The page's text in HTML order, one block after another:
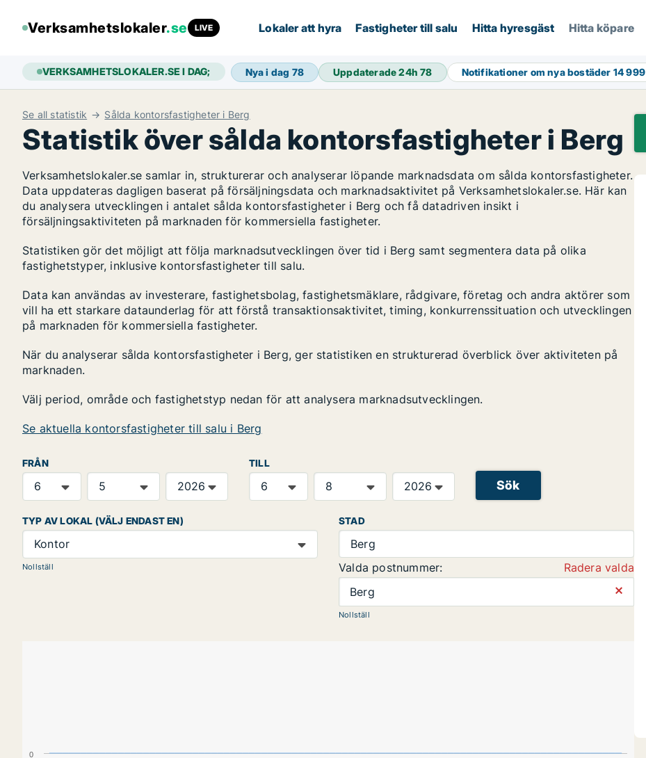
Verksamhetslokaler.se LIVE Lokaler att hyra Fastigheter till salu Hitta hyresgäst Hitta köpare
VERKSAMHETSLOKALER.SE I DAG; Nya i dag 78 Uppdaterade 24h78 Notifikationer om nya bostäder 14 999
Se all statistik Sålda kontorsfastigheter i Berg
Statistik över sålda kontorsfastigheter i Berg
Verksamhetslokaler.se samlar in, strukturerar och analyserar löpande marknadsdata om sålda kontorsfastigheter.
Data uppdateras dagligen baserat på försäljningsdata och marknadsaktivitet på Verksamhetslokaler.se. Här kan
du analysera utvecklingen i antalet sålda kontorsfastigheter i Berg och få datadriven insikt i
försäljningsaktiviteten på marknaden för kommersiella fastigheter.
Statistiken gör det möjligt att följa marknadsutvecklingen över tid i Berg samt segmentera data på olika
fastighetstyper, inklusive kontorsfastigheter till salu.
Data kan användas av investerare, fastighetsbolag, fastighetsmäklare, rådgivare, företag och andra aktörer som
vill ha ett starkare dataunderlag för att förstå transaktionsaktivitet, timing, konkurrenssituation och utvecklingen
på marknaden för kommersiella fastigheter.
När du analyserar sålda kontorsfastigheter i Berg, ger statistiken en strukturerad överblick över aktiviteten på
marknaden.
Välj period, område och fastighetstyp nedan för att analysera marknadsutvecklingen.
Se aktuella kontorsfastigheter till salu i Berg
FRÅN TILL
Sök
TYP AV LOKAL (VÄLJ ENDAST EN)
Kontor
Nollställ
STAD
Berg
Valda postnummer:
Radera valda
Berg
⨯
Nollställ
0